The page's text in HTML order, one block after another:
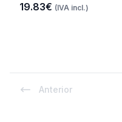
19.83€ (IVA incl.)
Anterior